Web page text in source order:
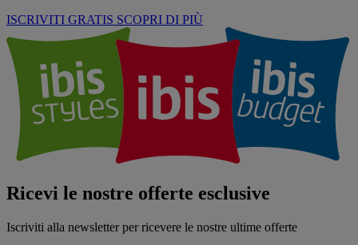
ISCRIVITI GRATIS SCOPRI DI PIÙ
Ricevi le nostre offerte esclusive
Iscriviti alla newsletter per ricevere le nostre ultime offerte